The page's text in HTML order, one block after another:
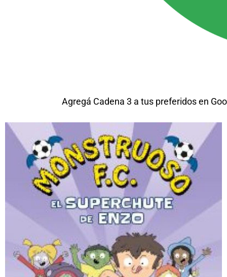
Agregá Cadena 3 a tus preferidos en